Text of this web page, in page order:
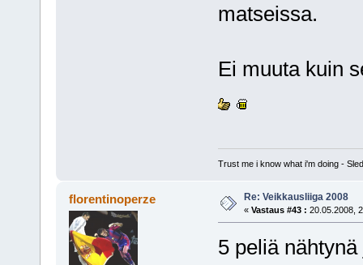
matseissa.
Ei muuta kuin
Trust me i know what i'm doing -
florentinoperze Re: Veikkausliiga 2008
« Vastaus #43 : 20.05.2008,
5 peliä